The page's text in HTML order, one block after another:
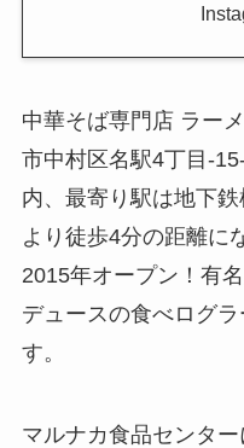
中華そば専門店 ラー
市中村区名駅4丁目-
内、最寄り駅は地下
より徒歩4分の距離に
2015年オープン！有
デュースの食べログ
す。
マルナカ食品センター